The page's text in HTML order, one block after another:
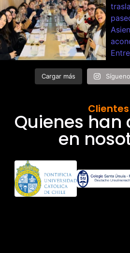
Cargar más
Clientes
Quienes han
en